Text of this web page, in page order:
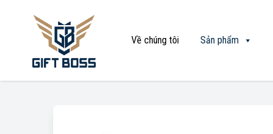
Về chúng tôi Sản phẩm